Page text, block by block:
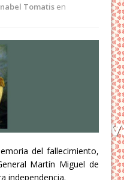
Tomatis en
del fallecimiento,
Martín Miguel de
independencia.